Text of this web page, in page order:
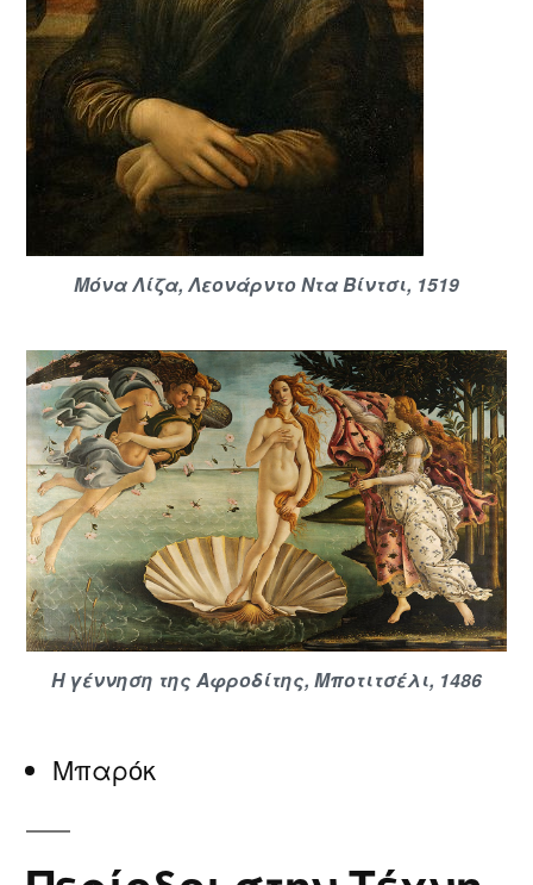
Μόνα Λίζα, Λεονάρντο Ντα Βίντσι, 1519
Η γέννηση της Αφροδίτης, Μποτιτσέλι, 1486
Μπαρόκ